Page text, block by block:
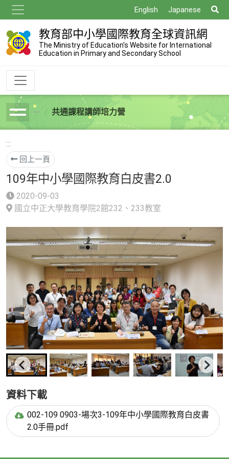
到
主
要
內
English Japanese
尋
教育部中小學國際教育全球資訊網
The Ministry of Education's Website for International
Education in Primary and Secondary School
breadcrumb共通課程講師培力營
:::
回上一頁
109年中小學國際教育白皮書2.0
2020-09-03
國立中正大學教育學院2館232、233教室
資料下載
002-109 0903-場次3-109年中小學國際教育白皮書
2.0手冊.pdf